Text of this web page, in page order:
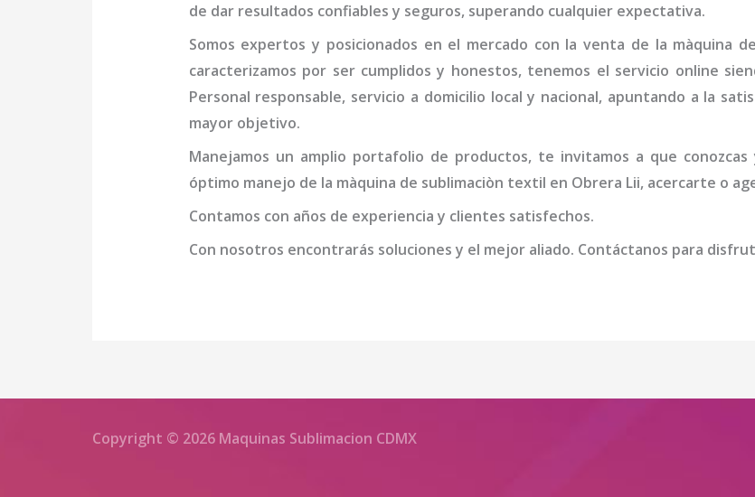
de dar resultados confiables y seguros, superando cualquier expectativa.
Somos expertos y posicionados en el mercado con la venta de la màquina
caracterizamos por ser cumplidos y honestos, tenemos el servicio online
Personal responsable, servicio a domicilio local y nacional, apuntando a la
mayor objetivo.
Manejamos un amplio portafolio de productos, te invitamos a que
óptimo manejo de la màquina de sublimaciòn textil en Obrera Lii, acercarte o
Contamos con años de experiencia y clientes satisfechos.
Con nosotros encontrarás soluciones y el mejor aliado. Contáctanos para
Copyright © 2026 Maquinas Sublimacion CDMX